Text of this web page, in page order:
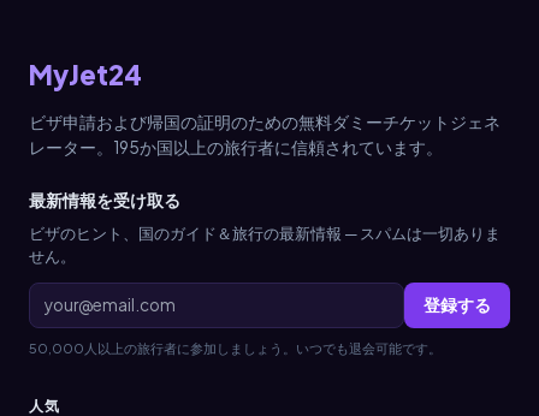
MyJet24
ビザ申請および帰国の証明のための無料ダミーチケットジェネ
レーター。195か国以上の旅行者に信頼されています。
最新情報を受け取る
ビザのヒント、国のガイド＆旅行の最新情報 — スパムは一切ありま
せん。
登録する
50,000人以上の旅行者に参加しましょう。いつでも退会可能です。
人気